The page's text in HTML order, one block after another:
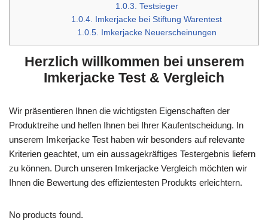
1.0.3. Testsieger
1.0.4. Imkerjacke bei Stiftung Warentest
1.0.5. Imkerjacke Neuerscheinungen
Herzlich willkommen bei unserem
Imkerjacke Test & Vergleich
Wir präsentieren Ihnen die wichtigsten Eigenschaften der
Produktreihe und helfen Ihnen bei Ihrer Kaufentscheidung. In
unserem Imkerjacke Test haben wir besonders auf relevante
Kriterien geachtet, um ein aussagekräftiges Testergebnis liefern
zu können. Durch unseren Imkerjacke Vergleich möchten wir
Ihnen die Bewertung des effizientesten Produkts erleichtern.
No products found.